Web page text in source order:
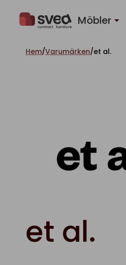
Möbler
Hem/Varumärken/et al.
et al.